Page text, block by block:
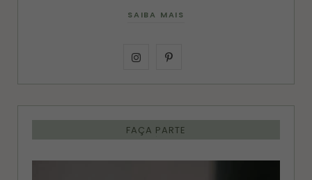
SAIBA MAIS
I
n
s
t
a
P
i
n
t
e
FAÇA PARTE